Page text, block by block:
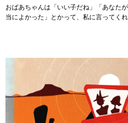
おばあちゃんは「いい子だね」「あなた
当によかった」とかって、私に言ってくれ